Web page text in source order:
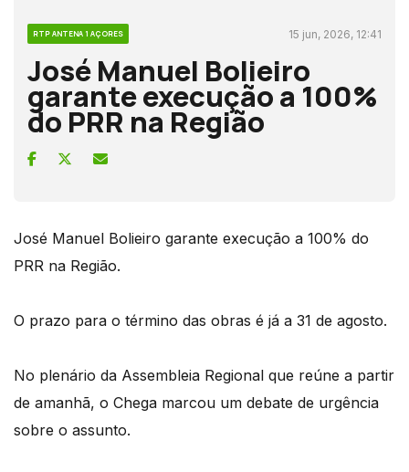
RTP ANTENA 1 AÇORES 15 jun, 2026, 12:41
José Manuel Bolieiro
garante execução a 100%
do PRR na Região
José Manuel Bolieiro garante execução a 100% do
PRR na Região.
O prazo para o término das obras é já a 31 de agosto.
No plenário da Assembleia Regional que reúne a partir
de amanhã, o Chega marcou um debate de urgência
sobre o assunto.